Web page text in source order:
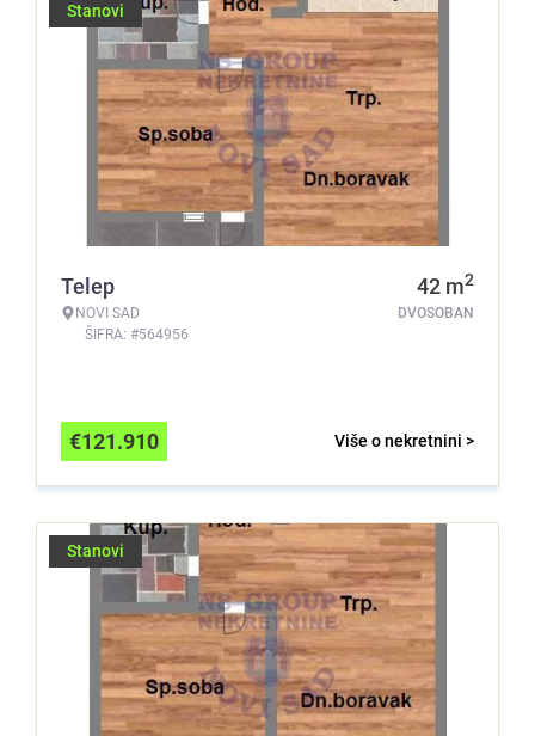
Stanovi
Telep
NOVI SAD
ŠIFRA: #564956
42 m2
DVOSOBAN
Više o nekretnini >
€121.910
Stanovi